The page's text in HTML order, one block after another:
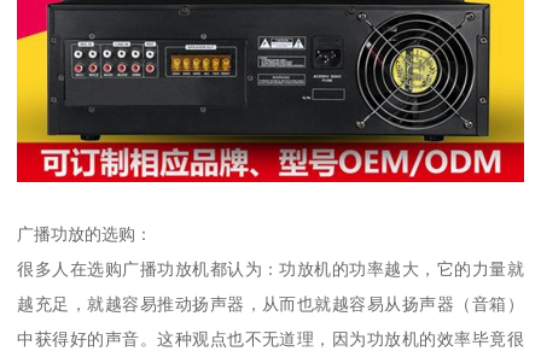
广播功放的选购：
很多人在选购广播功放机都认为：功放机的功率越大，它的力量就
越充足，就越容易推动扬声器，从而也就越容易从扬声器（音箱）
中获得好的声音。这种观点也不无道理，因为功放机的效率毕竟很